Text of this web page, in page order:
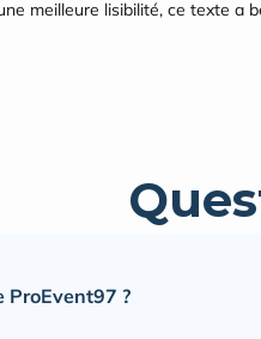
meilleure lisibilité, ce texte a
ProEvent97 ?